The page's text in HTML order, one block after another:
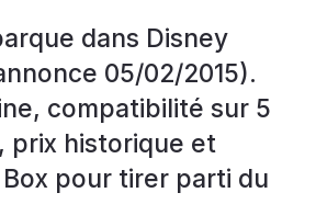
dans Disney
05/02/2015).
compatibilité sur 5
prix historique et
pour tirer parti du